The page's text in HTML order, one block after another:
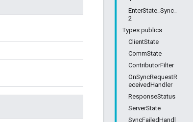
EnterState_Sync_
2
Types publics
ClientState
CommState
ContributorFilter
OnSyncRequestR
eceivedHandler
ResponseStatus
ServerState
SyncFailedHandl